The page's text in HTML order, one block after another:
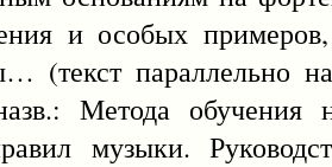
и особых
(текст
Метода обучения
музыки.